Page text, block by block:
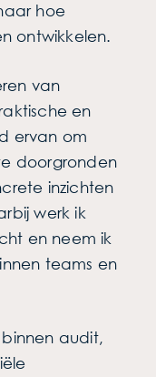
hoe
ontwikkelen.
van
en
ervan om
doorgronden
inzichten
werk ik
en neem ik
teams en
audit,